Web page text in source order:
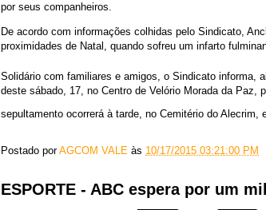
por seus companheiros.
De acordo com informações colhidas pelo Sindicato,
proximidades de Natal, quando sofreu um infarto
Solidário com familiares e amigos, o Sindicato informa,
deste sábado, 17, no Centro de Velório Morada da Paz,
sepultamento ocorrerá à tarde, no Cemitério do Alecrim,
Postado porAGCOM VALE às 10/17/2015 03:21:00 PM
ESPORTE - ABC espera por um